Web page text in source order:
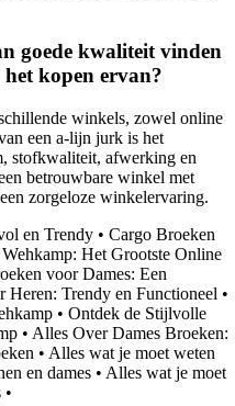
goede kwaliteit vinden
kopen ervan?
winkels, zowel online
een a-lijn jurk is het
stofkwaliteit, afwerking en
betrouwbare winkel met
zorgeloze winkelervaring.
en Trendy • Cargo Broeken
Wehkamp: Het Grootste Online
voor Dames: Een
Heren: Trendy en Functioneel •
• Ontdek de Stijlvolle
• Alles Over Dames Broeken:
• Alles wat je moet weten
en dames • Alles wat je moet
•